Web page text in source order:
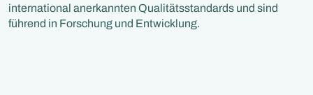
international anerkannten Qualitätsstandards und sind
führend in Forschung und Entwicklung.